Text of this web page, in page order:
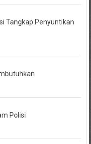
Tangkap Penyuntikan
Polisi